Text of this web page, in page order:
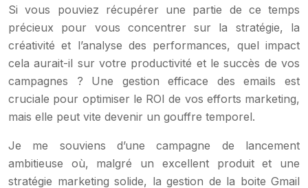
Si vous pouviez récupérer une partie de ce temps
précieux pour vous concentrer sur la stratégie, la
créativité et l’analyse des performances, quel impact
cela aurait-il sur votre productivité et le succès de vos
campagnes ? Une gestion efficace des emails est
cruciale pour optimiser le ROI de vos efforts marketing,
mais elle peut vite devenir un gouffre temporel.
Je me souviens d’une campagne de lancement
ambitieuse où, malgré un excellent produit et une
stratégie marketing solide, la gestion de la boite Gmail